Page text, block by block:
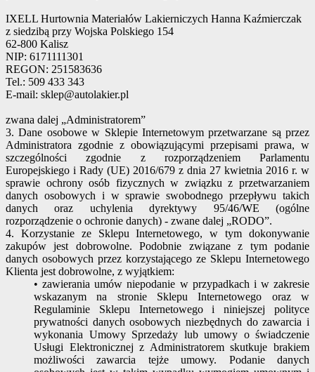
IXELL Hurtownia Materiałów Lakierniczych Hanna Kaźmierczak
z siedzibą przy Wojska Polskiego 154
62-800 Kalisz
NIP: 6171111301
REGON: 251583636
Tel.: 509 433 343
E-mail: sklep@autolakier.pl
zwana dalej „Administratorem”
3. Dane osobowe w Sklepie Internetowym przetwarzane są przez
Administratora zgodnie z obowiązującymi przepisami prawa, w
szczególności zgodnie z rozporządzeniem Parlamentu
Europejskiego i Rady (UE) 2016/679 z dnia 27 kwietnia 2016 r. w
sprawie ochrony osób fizycznych w związku z przetwarzaniem
danych osobowych i w sprawie swobodnego przepływu takich
danych oraz uchylenia dyrektywy 95/46/WE (ogólne
rozporządzenie o ochronie danych) - zwane dalej „RODO”.
4. Korzystanie ze Sklepu Internetowego, w tym dokonywanie
zakupów jest dobrowolne. Podobnie związane z tym podanie
danych osobowych przez korzystającego ze Sklepu Internetowego
Klienta jest dobrowolne, z wyjątkiem:
• zawierania umów niepodanie w przypadkach i w zakresie
wskazanym na stronie Sklepu Internetowego oraz w
Regulaminie Sklepu Internetowego i niniejszej polityce
prywatności danych osobowych niezbędnych do zawarcia i
wykonania Umowy Sprzedaży lub umowy o świadczenie
Usługi Elektronicznej z Administratorem skutkuje brakiem
możliwości zawarcia tejże umowy. Podanie danych